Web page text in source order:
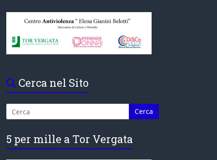
Cerca nel Sito
5 per mille a Tor Vergata